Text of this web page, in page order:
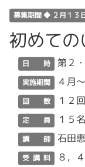
募集期間 ◆ ２月１３
初めて
日 時 第２
実施期間 ４月
回 数 １２回
定 員 １５名
講 師 石田
受 講 料 ８，